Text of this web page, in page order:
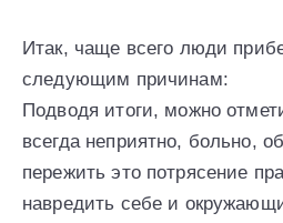
Итак, чаще всего люди
следующим причинам:
Подводя итоги, можно
всегда неприятно, больно,
пережить это потрясение
навредить себе и